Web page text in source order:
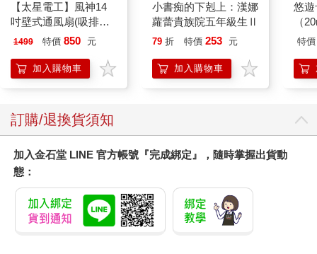
【太星電工】風神14
吋壁式通風扇(吸排風
機)
1499 特價 850 元
加入購物車
小書痴的下剋上：漢娜
蘿蕾貴族院五年級生Ⅱ
79 折 特價 253 元
加入購物車
悠
（
特價
訂購/退換貨須知
加入金石堂 LINE 官方帳號『完成綁定』，隨時掌握出貨動
態：